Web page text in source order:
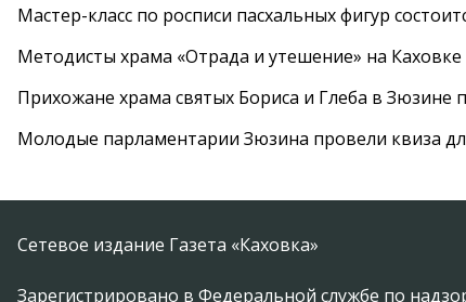
Мастер-класс по росписи пасхальных фигур
Методисты храма «Отрада и утешение» на
Прихожане храма святых Бориса и Глеба в Зюзине
Молодые парламентарии Зюзина провели квиза
Сетевое издание Газета «Каховка»
Зарегистрировано в Федеральной службе по